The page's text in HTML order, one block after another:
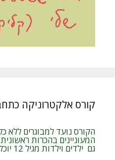
קורס אלקטרוניקה
הקורס נועד למבוגרים ללא
המעוניינים בהכרות
גם ילדים וילדות מגיל 12 יוכלו ליהנות מרוב התכנים.